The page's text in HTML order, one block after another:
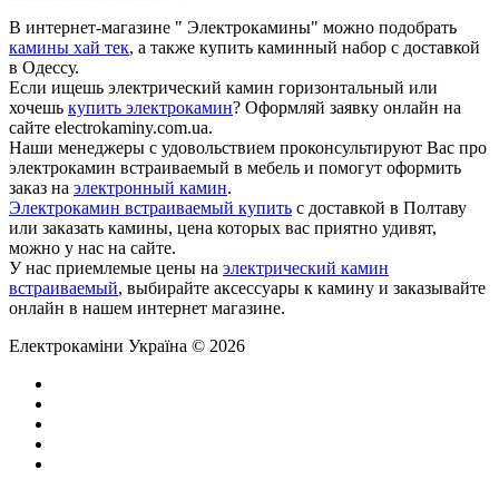
В интернет-магазине " Электрокамины" можно подобрать
камины хай тек, а также купить каминный набор с доставкой
в Одессу.
Если ищешь электрический камин горизонтальный или
хочешь купить электрокамин? Оформляй заявку онлайн на
сайте electrokaminy.com.ua.
Наши менеджеры с удовольствием проконсультируют Вас про
электрокамин встраиваемый в мебель и помогут оформить
заказ на электронный камин.
Электрокамин встраиваемый купить с доставкой в Полтаву
или заказать камины, цена которых вас приятно удивят,
можно у нас на сайте.
У нас приемлемые цены на электрический камин
встраиваемый, выбирайте аксессуары к камину и заказывайте
онлайн в нашем интернет магазине.
Електрокаміни Україна © 2026